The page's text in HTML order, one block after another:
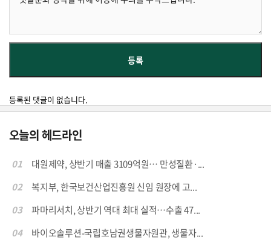
등록된 댓글이 없습니다.
오늘의 헤드라인
01
대원제약, 상반기 매출 3109억원… 만성질환·...
02
복지부, 한국보건산업진흥원 신임 원장에 고...
03
파마리서치, 상반기 역대 최대 실적…수출 47...
04
바이오솔루션-국립호남권생물자원관, 생물자...